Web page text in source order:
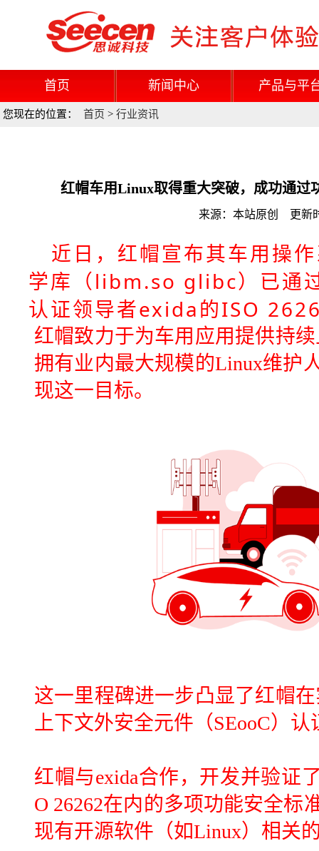
首页 新闻中心 产品与平
您现在的位置： 首页 > 行业资讯
红帽车用Linux取得重大突破，成功通过
来源：本站原创 更新
近日，红帽宣布其车用操
学库（libm.so glibc）已通
认证领导者exida的ISO
红帽致力于为车用应用提供持
拥有业内最大规模的Linux维护
现这一目标。
这一里程碑进一步凸显了红帽
上下文外安全元件（SEooC）
红帽与exida合作，开发并验证
O 26262在内的多项功能安全标
现有开源软件（如Linux）相关